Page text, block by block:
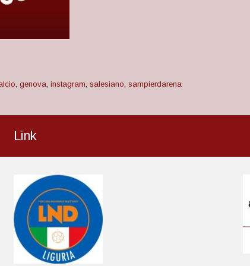
, genova, instagram, salesiano, sampierdarena
Link